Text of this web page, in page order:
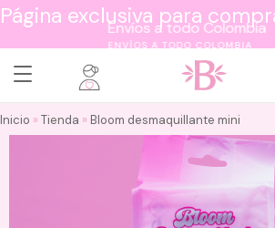
Página exclusiva para
ENVÍOS A TODO COLOMBIA
Inicio » Tienda » Bloom desmaquillante mini